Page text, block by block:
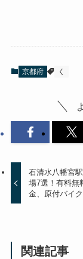
京都府 く
石清水八幡宮
場7選！有料無
金、原付バイ
関連記事